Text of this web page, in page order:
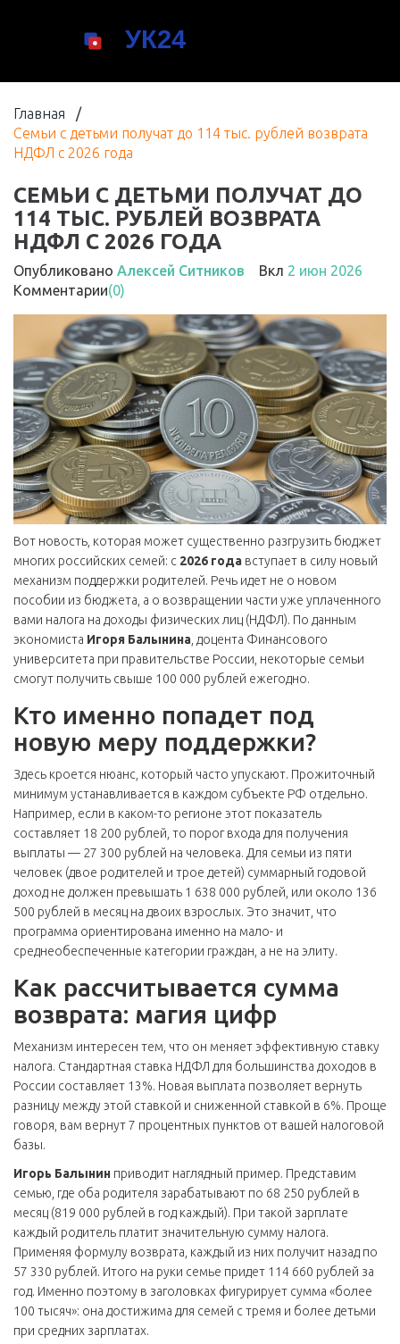
Главная /
Семьи с детьми получат до 114 тыс. рублей возврата
НДФЛ с 2026 года
СЕМЬИ С ДЕТЬМИ ПОЛУЧАТ ДО
114 ТЫС. РУБЛЕЙ ВОЗВРАТА
НДФЛ С 2026 ГОДА
Опубликовано Алексей Ситников Вкл 2 июн 2026
Комментарии(0)
Вот новость, которая может существенно разгрузить бюджет
многих российских семей: с 2026 года вступает в силу новый
механизм поддержки родителей. Речь идет не о новом
пособии из бюджета, а о возвращении части уже уплаченного
вами налога на доходы физических лиц (НДФЛ). По данным
экономиста Игоря Балынина доцента Финансового
университета при правительстве России , некоторые семьи
смогут получить свыше 100 000 рублей ежегодно.
Кто именно попадет под
новую меру поддержки?
Здесь кроется нюанс, который часто упускают. Прожиточный
минимум устанавливается в каждом субъекте РФ отдельно.
Например, если в каком-то регионе этот показатель
составляет 18 200 рублей, то порог входа для получения
выплаты — 27 300 рублей на человека. Для семьи из пяти
человек (двое родителей и трое детей) суммарный годовой
доход не должен превышать 1 638 000 рублей, или около 136
500 рублей в месяц на двоих взрослых. Это значит, что
программа ориентирована именно на мало- и
среднеобеспеченные категории граждан, а не на элиту.
Как рассчитывается сумма
возврата: магия цифр
Механизм интересен тем, что он меняет эффективную ставку
налога. Стандартная ставка НДФЛ для большинства доходов в
России составляет 13%. Новая выплата позволяет вернуть
разницу между этой ставкой и сниженной ставкой в 6%. Проще
говоря, вам вернут 7 процентных пунктов от вашей налоговой
базы.
Игорь Балынин приводит наглядный пример. Представим
семью, где оба родителя зарабатывают по 68 250 рублей в
месяц (819 000 рублей в год каждый). При такой зарплате
каждый родитель платит значительную сумму налога.
Применяя формулу возврата, каждый из них получит назад по
57 330 рублей. Итого на руки семье придет 114 660 рублей за
год. Именно поэтому в заголовках фигурирует сумма «более
100 тысяч»: она достижима для семей с тремя и более детьми
при средних зарплатах.